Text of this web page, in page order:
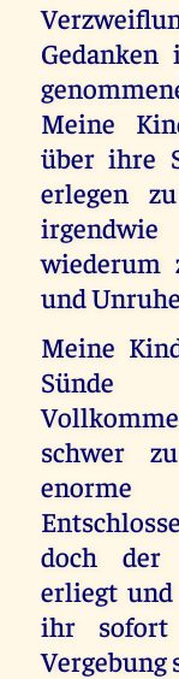
Meine
über ihre
erlegen
wiederum
und
Meine
Sünde
schwer
doch der
erliegt
ihr sofort
Vergebung